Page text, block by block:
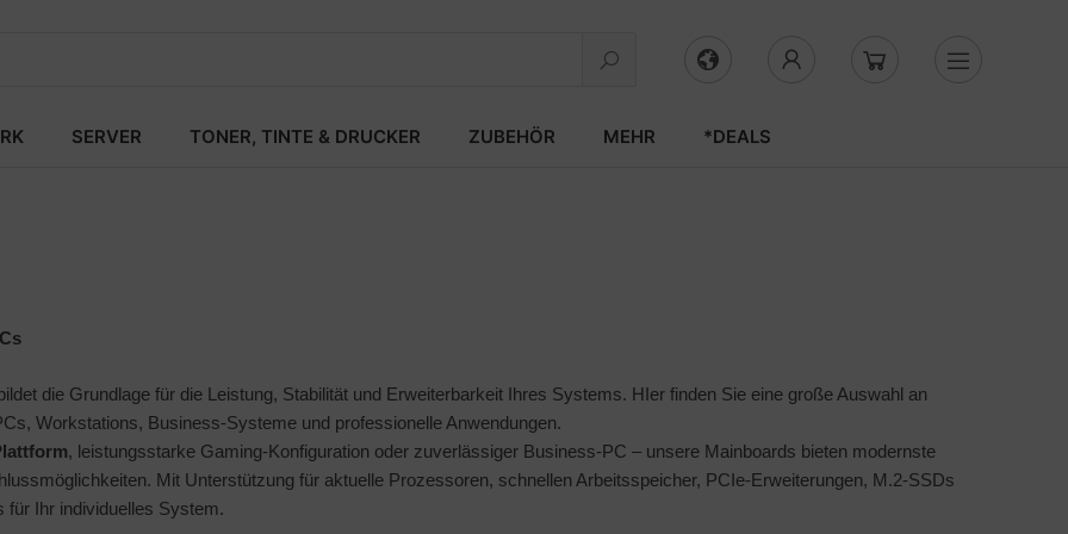
SERVER TONER, TINTE & DRUCKER ZUBEHÖR MEHR *DEALS
die Grundlage für die Leistung, Stabilität und Erweiterbarkeit Ihres Systems. HIer finden Sie eine große Auswahl an
Workstations, Business-Systeme und professionelle Anwendungen.
, leistungsstarke Gaming-Konfiguration oder zuverlässiger Business-PC – unsere Mainboards bieten modernste
Mit Unterstützung für aktuelle Prozessoren, schnellen Arbeitsspeicher, PCIe-Erweiterungen, M.2-SSDs
für Ihr individuelles System.